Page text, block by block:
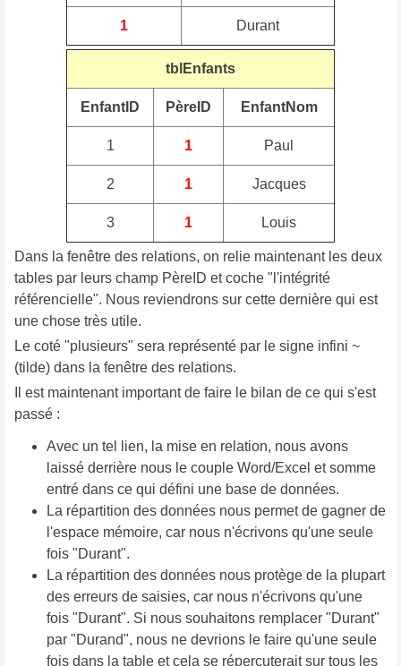
1 Durant
tblEnfants
EnfantID PèreID EnfantNom
1 1 Paul
2 1 Jacques
3 1 Louis
Dans la fenêtre des relations, on relie maintenant les deux
tables par leurs champ PèreID et coche "l'intégrité
référencielle". Nous reviendrons sur cette dernière qui est
une chose très utile.
Le coté "plusieurs" sera représenté par le signe infini ~
(tilde) dans la fenêtre des relations.
Il est maintenant important de faire le bilan de ce qui s'est
passé :
Avec un tel lien, la mise en relation, nous avons
laissé derrière nous le couple Word/Excel et somme
entré dans ce qui défini une base de données.
La répartition des données nous permet de gagner de
l'espace mémoire, car nous n'écrivons qu'une seule
fois "Durant".
La répartition des données nous protège de la plupart
des erreurs de saisies, car nous n'écrivons qu'une
fois "Durant". Si nous souhaitons remplacer "Durant"
par "Durand", nous ne devrions le faire qu'une seule
fois dans la table et cela se répercuterait sur tous les